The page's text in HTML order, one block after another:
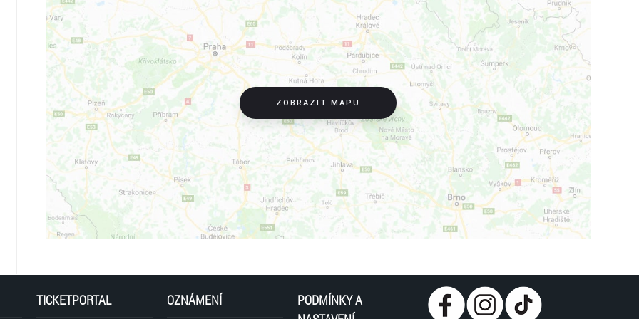
VSTUPNÉ
dospělí | 150 Kč
studenti, děti do 15 let, senioři, ZTP | 75 Kč
Vstupenky zakoupíte v kavárně Zámecké věže v 1. patře.
OTEVÍRACÍ DOBA
Po – 12:00 – 19:00 / Út – Ne 11:00 – 19:00 – v každou celou (hra trvá 40 min.)
Vnímejte minulost, žijte přítomností a tvořte budoucnost v Zámecké věži!
ZOBRAZIT MAPU
TICKETPORTAL OZNÁMENÍ
PODMÍNKY A